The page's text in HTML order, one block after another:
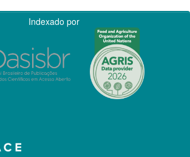
Indexado por